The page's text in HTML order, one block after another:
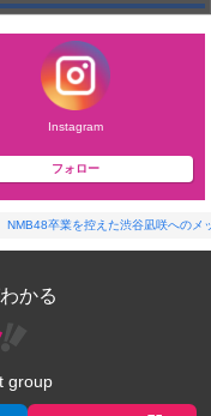
Instagram
フォロー
卒業を控えた渋谷凪咲へのメ
かる
group